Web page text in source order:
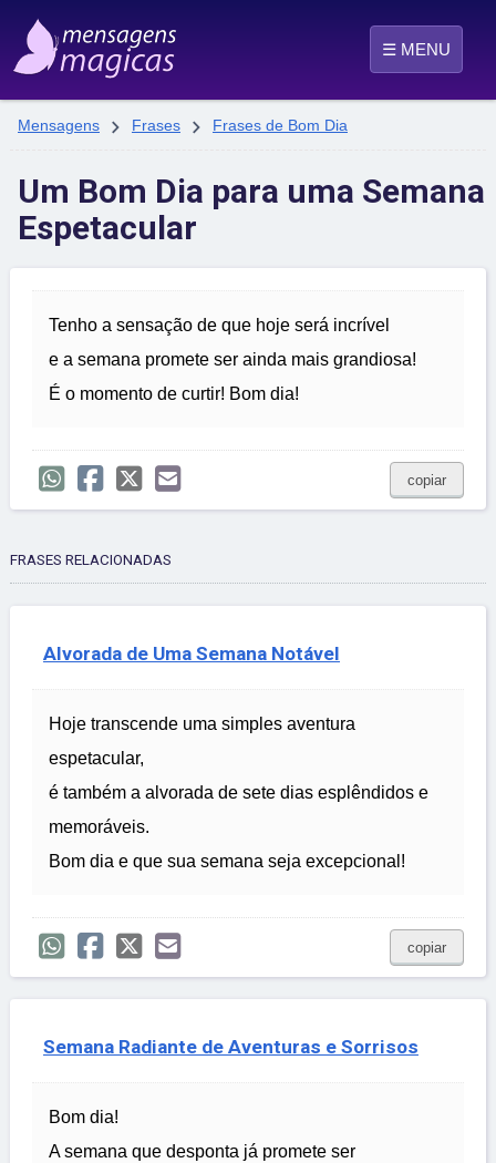
☰ MENU
Mensagens  Frases  Frases de Bom Dia
Um Bom Dia para uma Semana
Espetacular
Tenho a sensação de que hoje será incrível
e a semana promete ser ainda mais grandiosa!
É o momento de curtir! Bom dia!
copiar
FRASES RELACIONADAS
Alvorada de Uma Semana Notável
Hoje transcende uma simples aventura
espetacular,
é também a alvorada de sete dias esplêndidos e
memoráveis.
Bom dia e que sua semana seja excepcional!
copiar
Semana Radiante de Aventuras e Sorrisos
Bom dia!
A semana que desponta já promete ser